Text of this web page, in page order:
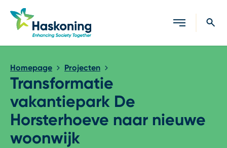
Sluiten
Homepage Projecten
Transformatie
vakantiepark De
Horsterhoeve naar nieuwe
woonwijk